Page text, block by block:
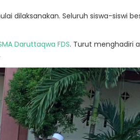
dilaksanakan. Seluruh siswa-siswi
Daruttaqwa FDS. Turut menghadiri